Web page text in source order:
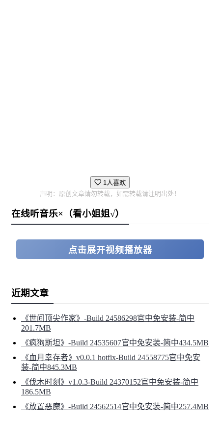
1人喜欢
声明：原创文章请勿转载，如需转载请注明出处！
在线听音乐×（看小姐姐√）
点击展开视频播放器
近期文章
《世间顶尖作家》-Build 24586298官中免安装-简中
201.7MB
《疯狗斯坦》-Build 24535607官中免安装-简中434.5MB
《血月幸存者》v0.0.1 hotfix-Build 24558775官中免安
装-简中845.3MB
《伐木时刻》v1.0.3-Build 24370152官中免安装-简中
186.5MB
《放置恶魔》-Build 24562514官中免安装-简中257.4MB